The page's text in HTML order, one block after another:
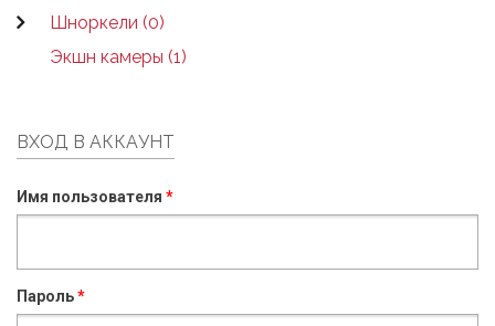
Шноркели (0)
Экшн камеры (1)
ВХОД В АККАУНТ
Имя пользователя *
Пароль*